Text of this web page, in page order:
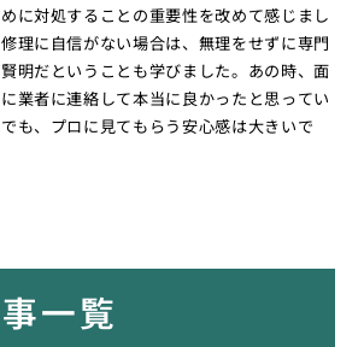
に対処することの重要性を改めて感じまし
理に自信がない場合は、無理をせずに専門
明だということも学びました。あの時、面
業者に連絡して本当に良かったと思ってい
も、プロに見てもらう安心感は大きいで
一覧